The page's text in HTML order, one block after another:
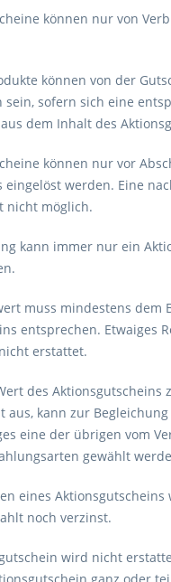
können nur von
können von der
sein, sofern sich eine
dem Inhalt des
können nur vor
eingelöst werden. Eine
nicht möglich.
kann immer nur ein
muss mindestens dem
entsprechen. Etwaiges
erstattet.
des Aktionsgutscheins
aus, kann zur Begleichung
eine der übrigen vom
gewählt
eines
noch verzinst.
wird nicht